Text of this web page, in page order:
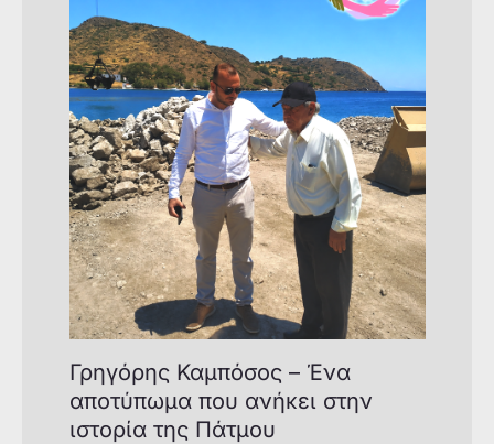
Γρηγόρης Καμπόσος – Ένα
αποτύπωμα που ανήκει στην
ιστορία της Πάτμoυ